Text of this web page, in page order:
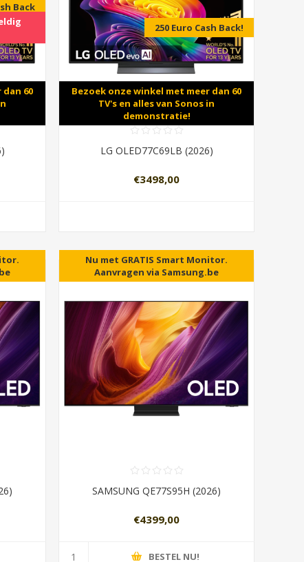
Back
60
250 Euro Cash Back!
Bezoek onze winkel met meer dan 60
TV's en alles van Sonos in
demonstratie!
LG OLED77C69LB (2026)
€3498,00
5 jaar garantie als U in NL woont.
Nu met GRATIS Smart Monitor.
Aanvragen via Samsung.be
SAMSUNG QE77S95H (2026)
€4399,00
BESTEL NU!